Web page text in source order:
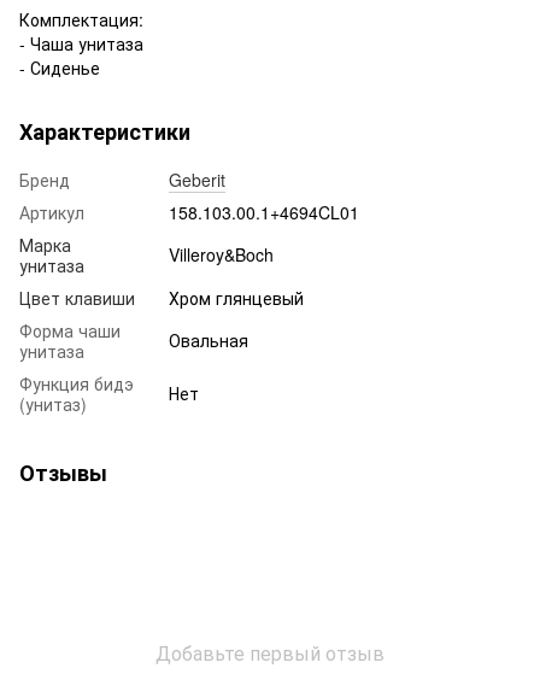
Комплектация:
- Чаша унитаза
- Сиденье
Характеристики
Бренд
Geberit
Артикул
158.103.00.1+4694CL01
Марка
унитаза
Villeroy&Boch
Цвет клавиши
Хром глянцевый
Форма чаши
унитаза
Овальная
Функция бидэ
(унитаз)
Нет
Отзывы
Добавьте первый отзыв